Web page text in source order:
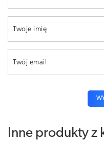
Twoje imię
Twój email
Inne produkty z